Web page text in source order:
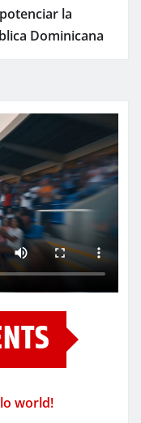
la
Dominicana
world!